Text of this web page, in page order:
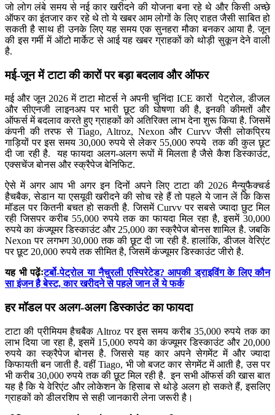
जो लोग लंबे समय से नई कार खरीदने की योजना बना रहे थे और किसी अच्छे
ऑफर का इंतजार कर रहे थे तो ये खबर आम लोगों के लिए राहत जैसी साबित हो
सकती है साथ ही उनके लिए यह समय एक सुनहरा मौका बनकर आया है. जून
की इस गर्मी में ऑटो मार्केट से आई यह खबर ग्राहकों को थोड़ी सुकून देने वाली
है.
मई-जून में टाटा की कारों पर बड़ा बदलाव और ऑफर
मई और जून 2026 में टाटा मोटर्स ने अपनी चुनिंदा ICE कारों पेट्रोल, डीजल
और सीएनजी लाइनअप पर भारी छूट की घोषणा की है, इनकी कीमतों और
ऑफर्स में बदलाव करते हुए ग्राहकों को अतिरिक्त लाभ देना शुरू किया है. जिसमें
कंपनी की तरफ से Tiago, Altroz, Nexon और Curvv जैसी लोकप्रिय
गाड़ियों पर इस समय 30,000 रुपये से लेकर 55,000 रुपये तक की कुल छूट
दी जा रही है. यह फायदा अलग-अलग रूपों में मिलता है जैसे कैश डिस्काउंट,
एक्सचेंज बोनस और स्क्रैपेज बेनिफिट.
ऐसे में अगर आप भी अगर इन दिनों अपने लिए टाटा की 2026 मैन्युफैक्चर्ड
हैचबैक, सेडान या एसयूवी खरीदने की सोच रहे हैं तो पहले ये जान लें कि किस
मॉडल पर कितनी बचत हो सकती है. जिसमें Curvv पर सबसे ज्यादा छुट मिल
रही जिसपर करीब 55,000 रुपये तक का फायदा मिल रहा है, इसमें 30,000
रुपये का कंज्यूमर डिस्काउंट और 25,000 का स्क्रैपेज बोनस शामिल है. जबकि
Nexon पर लगभग 30,000 तक की छूट दी जा रही है. हालांकि, डीजल वेरिएंट
पर छूट 20,000 रुपये तक सीमित है, जिसमें कंज्यूमर डिस्काउंट जीरो है.
यह भी पढ़ेंःटर्बो-पेट्रोल या नैचुरली एस्पिरेटेड? आपकी ड्राइविंग के लिए कौन
सा इंजन है बेस्ट, कार खरीदने से पहले जान लें ये फर्क
हर मॉडल पर अलग-अलग डिस्काउंट का फायदा
टाटा की प्रीमियम हैचबैक Altroz पर इस समय करीब 35,000 रुपये तक का
लाभ दिया जा रहा है, इसमें 15,000 रुपये का कंज्यूमर डिस्काउंट और 20,000
रुपये का स्क्रैपेज बोनस है. जिससे यह कार अपने सेगमेंट में और ज्यादा
किफायती बन जाती है. वहीं Tiago, भी जो बजट कार सेगमेंट में आती है, उस पर
भी करीब 30,000 रुपये तक की छूट मिल रही है. इन सभी ऑफर्स की खास बात
यह है कि ये वेरिएंट और लोकेशन के हिसाब से थोड़े अलग हो सकते हैं, इसलिए
ग्राहकों को डीलरशिप से सही जानकारी लेना जरूरी है।